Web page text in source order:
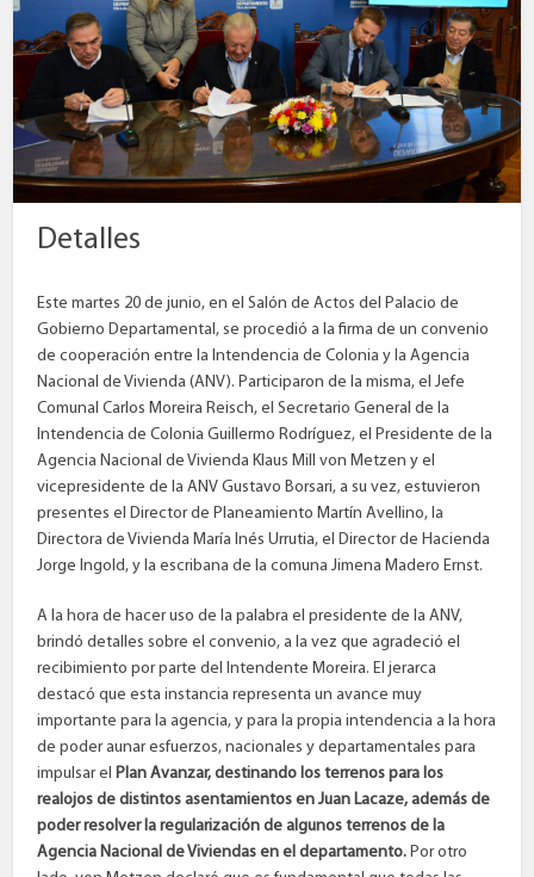
Detalles
Este martes 20 de junio, en el Salón de Actos del Palacio de
Gobierno Departamental, se procedió a la firma de un convenio
de cooperación entre la Intendencia de Colonia y la Agencia
Nacional de Vivienda (ANV). Participaron de la misma, el Jefe
Comunal Carlos Moreira Reisch, el Secretario General de la
Intendencia de Colonia Guillermo Rodríguez, el Presidente de la
Agencia Nacional de Vivienda Klaus Mill von Metzen y el
vicepresidente de la ANV Gustavo Borsari, a su vez, estuvieron
presentes el Director de Planeamiento Martín Avellino, la
Directora de Vivienda María Inés Urrutia, el Director de Hacienda
Jorge Ingold, y la escribana de la comuna Jimena Madero Ernst.
A la hora de hacer uso de la palabra el presidente de la ANV,
brindó detalles sobre el convenio, a la vez que agradeció el
recibimiento por parte del Intendente Moreira. El jerarca
destacó que esta instancia representa un avance muy
importante para la agencia, y para la propia intendencia a la hora
de poder aunar esfuerzos, nacionales y departamentales para
impulsar elPlan Avanzar, destinando los terrenos para los
realojos de distintos asentamientos en Juan Lacaze, además de
poder resolver la regularización de algunos terrenos de la
Agencia Nacional de Viviendas en el departamento.Por otro